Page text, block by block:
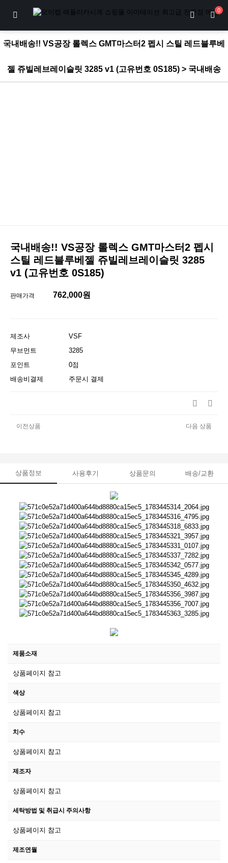
0
국내배송!! VS공장 롤렉스 GMT마스터2 펩시 스틸 레드블루베
젤 쥬빌레브레이슬릿 3285 v1 (고유번호 0S185) > 국내배송
국내배송!! VS공장 롤렉스 GMT마스터2 펩시
스틸 레드블루베젤 쥬빌레브레이슬릿 3285
v1 (고유번호 0S185)
판매가격 762,000원
제조사
VSF
무브먼트
3285
포인트
0점
배송비결제
주문시 결제
이전상품 다음 상품
상품정보 사용후기 상품문의 배송/교환
제품소재
상품페이지 참고
색상
상품페이지 참고
치수
상품페이지 참고
제조자
상품페이지 참고
세탁방법 및 취급시 주의사항
상품페이지 참고
제조연월